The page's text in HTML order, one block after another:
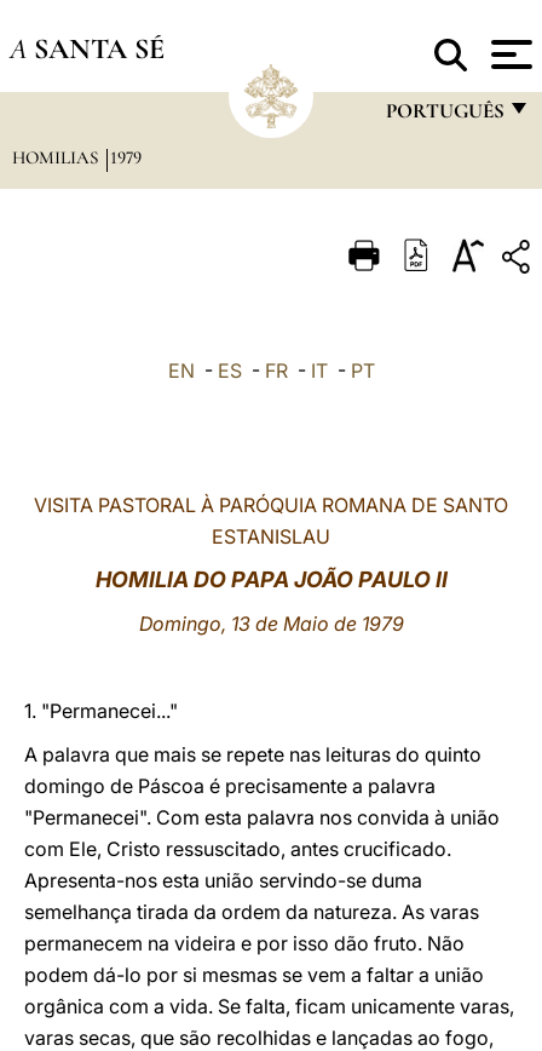
A SANTA SÉ
PORTUGUÊS
ITALIANO
LATINE
HOMILIAS 1979
EN - ES- FR- IT- PT
VISITA PASTORAL À PARÓQUIA ROMANA DE SANTO
ESTANISLAU
HOMILIA DO PAPA JOÃO PAULO II
Domingo, 13 de Maio de 1979
1. "Permanecei..."
A palavra que mais se repete nas leituras do quinto
domingo de Páscoa é precisamente a palavra
"Permanecei". Com esta palavra nos convida à união
com Ele, Cristo ressuscitado, antes crucificado.
Apresenta-nos esta união servindo-se duma
semelhança tirada da ordem da natureza. As varas
permanecem na videira e por isso dão fruto. Não
podem dá-lo por si mesmas se vem a faltar a união
orgânica com a vida. Se falta, ficam unicamente varas,
varas secas, que são recolhidas e lançadas ao fogo,